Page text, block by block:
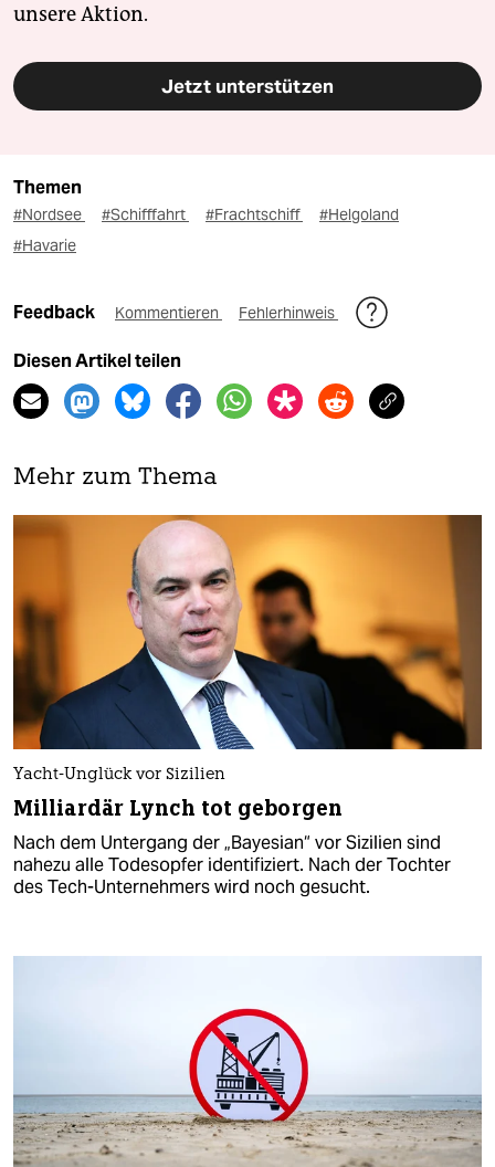
unsere Aktion.
Jetzt unterstützen
Themen
#Nordsee #Schifffahrt #Frachtschiff
#Helgoland
#Havarie
Feedback Kommentieren Fehlerhinweis
Diesen Artikel teilen
Mehr zum Thema
Yacht-Unglück vor Sizilien
Milliardär Lynch tot geborgen
Nach dem Untergang der „Bayesian“ vor Sizilien sind
nahezu alle Todesopfer identifiziert. Nach der Tochter
des Tech-Unternehmers wird noch gesucht.